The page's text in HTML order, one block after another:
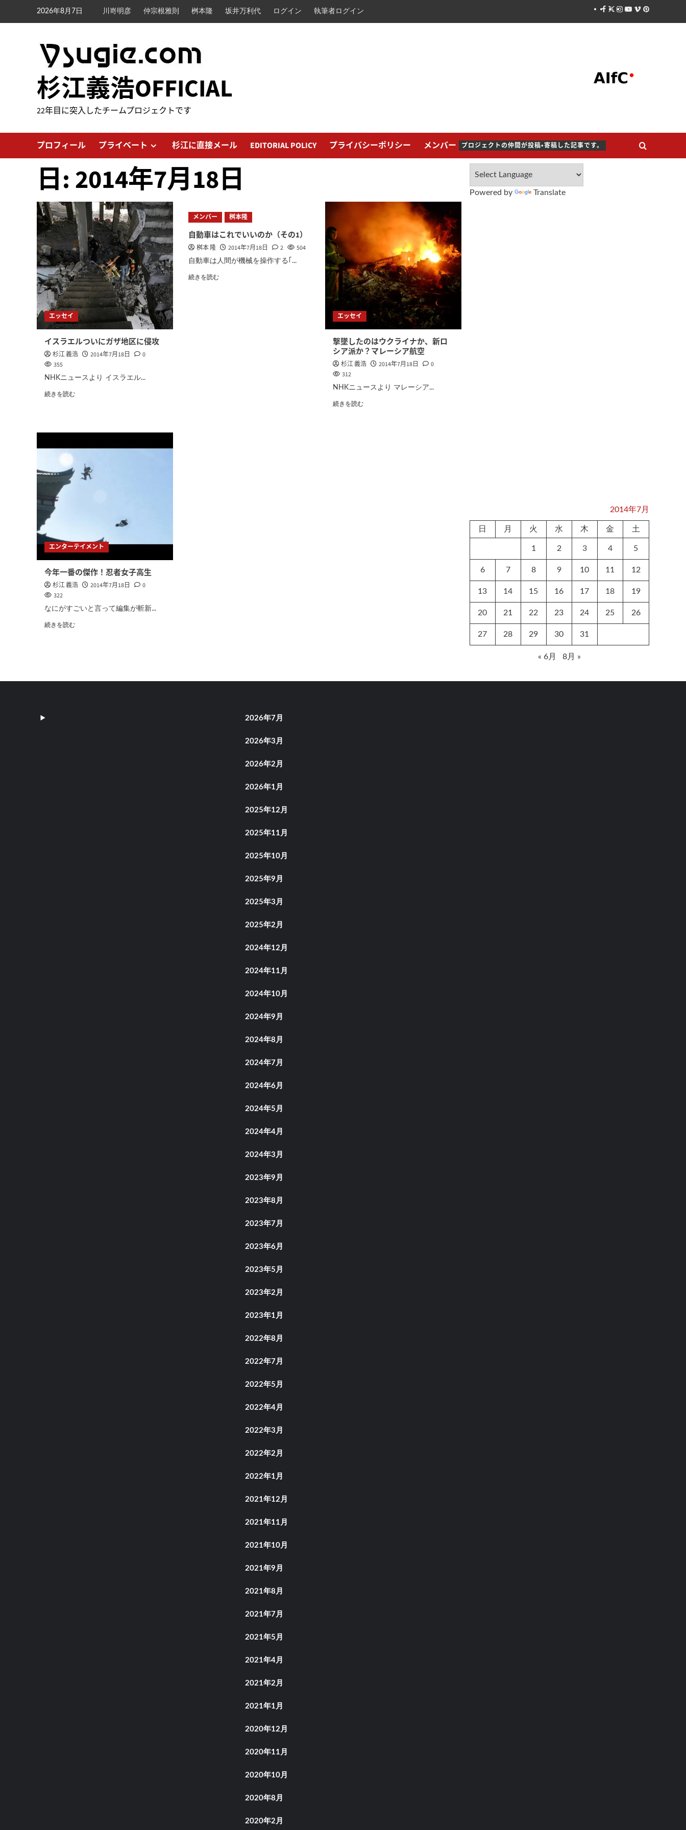
2026年8月7日 川嵜明彦 仲宗根雅則 桝本隆 坂井万利代 ログイン 執筆者ログイン Facebook
X Instagram
Youtube
VimeoPinterest
杉江義浩OFFICIAL
22年目に突入したチームプロジェクトです
プロフィール プライベート 杉江に直接メール EDITORIAL POLICY プライバシーポリシー メンバー プロジェクトの仲間が投稿・寄稿した記事です。
日:2014年7月18日
エッセイ
イスラエルついにガザ地区に侵攻
杉江 義浩 2014年7月18日
0
355
NHKニュースより イスラエル...
続きを読む
メンバー 桝本隆
自動車はこれでいいのか（その1）
桝本 隆 2014年7月18日 2 504
自動車は人間が機械を操作する｢...
続きを読む
エッセイ
撃墜したのはウクライナか、新ロ
シア派か？マレーシア航空
杉江 義浩 2014年7月18日
0
312
NHKニュースより マレーシア...
続きを読む
エンターテイメント
今年一番の傑作！忍者女子高生
杉江 義浩 2014年7月18日
0
322
なにがすごいと言って編集が斬新...
続きを読む
Powered by Translate
2014年7月
日 月 火 水 木 金 土
1 2 3 4 5
6 7 8 9 10 11 12
13 14 15 16 17 18 19
20 21 22 23 24 25 26
27 28 29 30 31
« 6月 8月 »
2026年7月
2026年3月
2026年2月
2026年1月
2025年12月
2025年11月
2025年10月
2025年9月
2025年3月
2025年2月
2024年12月
2024年11月
2024年10月
2024年9月
2024年8月
2024年7月
2024年6月
2024年5月
2024年4月
2024年3月
2023年9月
2023年8月
2023年7月
2023年6月
2023年5月
2023年2月
2023年1月
2022年8月
2022年7月
2022年5月
2022年4月
2022年3月
2022年2月
2022年1月
2021年12月
2021年11月
2021年10月
2021年9月
2021年8月
2021年7月
2021年5月
2021年4月
2021年2月
2021年1月
2020年12月
2020年11月
2020年10月
2020年8月
2020年2月